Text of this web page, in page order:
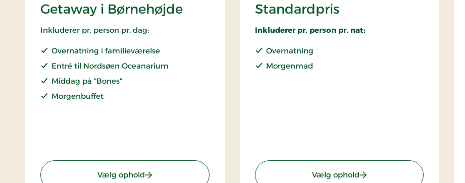
Getaway i Børnehøjde
Inkluderer pr. person pr. dag:
Overnatning i familieværelse
Entré til Nordsøen Oceanarium
Middag på "Bones"
Morgenbuffet
Vælg ophold: Getaway i Børnehøjde
Standardpris
Inkluderer pr. person pr. nat:
Overnatning
Morgenmad
Vælg ophold: Standardpris